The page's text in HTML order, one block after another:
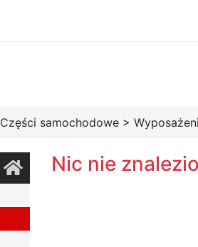
Części samochodowe >
Nic nie